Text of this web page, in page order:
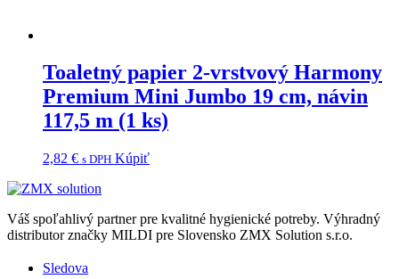
Toaletný papier 2-vrstvový Harmony
Premium Mini Jumbo 19 cm, návin
117,5 m (1 ks)
2,82 € s DPH Kúpiť
Váš spoľahlivý partner pre kvalitné hygienické potreby. Výhradný
distributor značky MILDI pre Slovensko ZMX Solution s.r.o.
Sledova